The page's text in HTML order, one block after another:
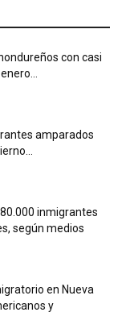
con casi
amparados
inmigrantes
según medios
en Nueva
y